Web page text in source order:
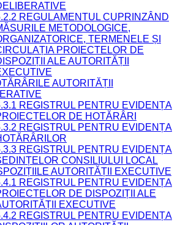
REGULAMENTUL CUPRINZÂND
METODOLOGICE,
TERMENELE ȘI
PROIECTELOR DE
ALE AUTORITĂȚII
AUTORITĂȚII
REGISTRUL PENTRU EVIDENȚA
DE HOTĂRÂRI
REGISTRUL PENTRU EVIDENȚA
REGISTRUL PENTRU EVIDENȚA
CONSILIULUI LOCAL
AUTORITĂȚII EXECUTIVE
REGISTRUL PENTRU EVIDENȚA
DE DISPOZIȚII ALE
EXECUTIVE
REGISTRUL PENTRU EVIDENȚA